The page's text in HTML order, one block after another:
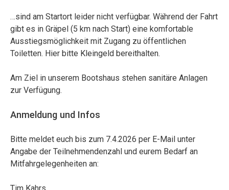
…sind am Startort leider nicht verfügbar. Während der Fahrt
gibt es in Gräpel (5 km nach Start) eine komfortable
Ausstiegsmöglichkeit mit Zugang zu öffentlichen
Toiletten. Hier bitte Kleingeld bereithalten.
Am Ziel in unserem Bootshaus stehen sanitäre Anlagen
zur Verfügung.
Anmeldung und Infos
Bitte meldet euch bis zum 7.4.2026 per E-Mail unter
Angabe der Teilnehmendenzahl und eurem Bedarf an
Mitfahrgelegenheiten an: